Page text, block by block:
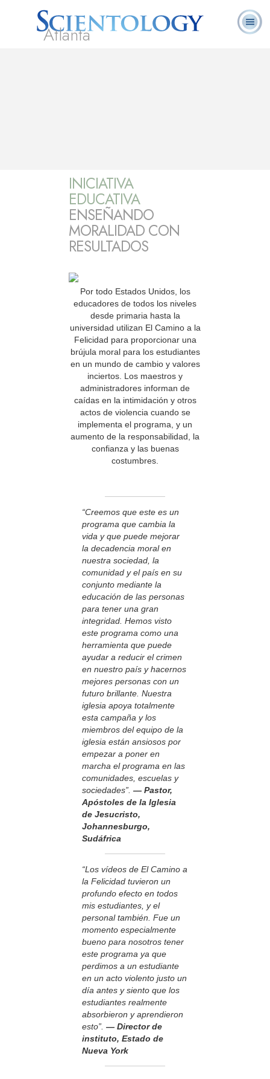
Atlanta
INICIATIVA
EDUCATIVA
ENSEÑANDO
MORALIDAD CON
RESULTADOS
Por todo Estados Unidos, los
educadores de todos los niveles
desde primaria hasta la
universidad utilizan El Camino a la
Felicidad para proporcionar una
brújula moral para los estudiantes
en un mundo de cambio y valores
inciertos. Los maestros y
administradores informan de
caídas en la intimidación y otros
actos de violencia cuando se
implementa el programa, y un
aumento de la responsabilidad, la
confianza y las buenas
costumbres.
“Creemos que este es un
programa que cambia la
vida y que puede mejorar
la decadencia moral en
nuestra sociedad, la
comunidad y el país en su
conjunto mediante la
educación de las personas
para tener una gran
integridad. Hemos visto
este programa como una
herramienta que puede
ayudar a reducir el crimen
en nuestro país y hacernos
mejores personas con un
futuro brillante. Nuestra
iglesia apoya totalmente
esta campaña y los
miembros del equipo de la
iglesia están ansiosos por
empezar a poner en
marcha el programa en las
comunidades, escuelas y
sociedades”. — Pastor,
Apóstoles de la Iglesia
de Jesucristo,
Johannesburgo,
Sudáfrica
“Los vídeos de El Camino a
la Felicidad tuvieron un
profundo efecto en todos
mis estudiantes, y el
personal también. Fue un
momento especialmente
bueno para nosotros tener
este programa ya que
perdimos a un estudiante
en un acto violento justo un
día antes y siento que los
estudiantes realmente
absorbieron y aprendieron
esto”. — Director de
instituto, Estado de
Nueva York